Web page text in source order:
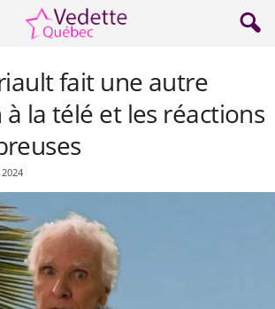
fait une autre
la télé et les réactions